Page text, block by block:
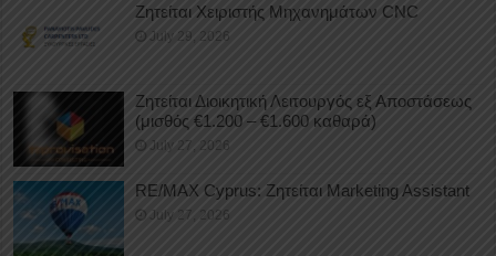
Ζητείται Χειριστής Μηχανημάτων CNC
July 29, 2026
Ζητείται Διοικητική Λειτουργός εξ Αποστάσεως
(μισθός €1.200 – €1.600 καθαρά)
July 27, 2026
RE/MAX Cyprus: Ζητείται Marketing Assistant
July 27, 2026